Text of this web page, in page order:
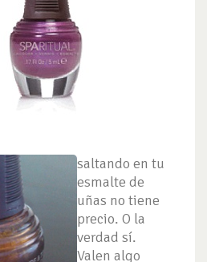
saltando en tu
esmalte de
uñas no tiene
precio. O la
verdad sí.
Valen algo